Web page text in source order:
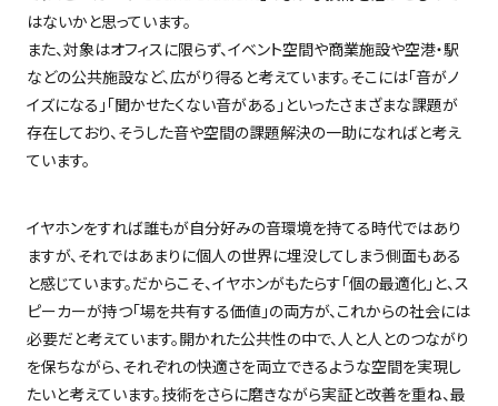
はないかと思っています。
また、対象はオフィスに限らず、イベント空間や商業施設や空港・駅
などの公共施設など、広がり得ると考えています。そこには「音がノ
イズになる」「聞かせたくない音がある」といったさまざまな課題が
存在しており、そうした音や空間の課題解決の一助になればと考え
ています。
イヤホンをすれば誰もが自分好みの音環境を持てる時代ではあり
ますが、それではあまりに個人の世界に埋没してしまう側面もある
と感じています。だからこそ、イヤホンがもたらす「個の最適化」と、ス
ピーカーが持つ「場を共有する価値」の両方が、これからの社会には
必要だと考えています。開かれた公共性の中で、人と人とのつながり
を保ちながら、それぞれの快適さを両立できるような空間を実現し
たいと考えています。技術をさらに磨きながら実証と改善を重ね、最